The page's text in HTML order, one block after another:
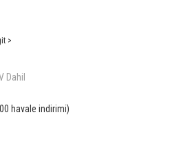
>
Dahil
havale indirimi)